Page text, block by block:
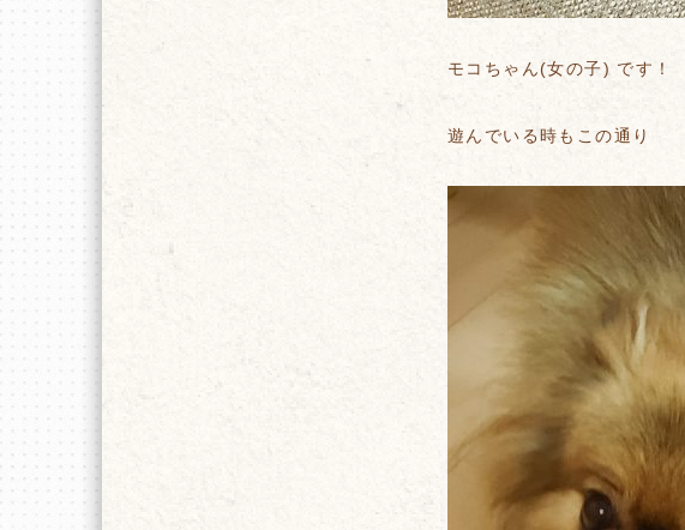
モコちゃん(女の子) です！
遊んでいる時もこの通り